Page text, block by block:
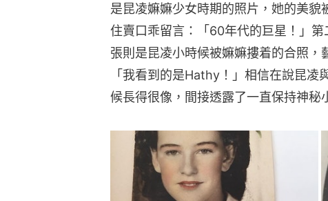
是昆凌嫲嫲少女時期的照片，她的美
住賣口乖留言：「60年代的巨星！」
張則是昆凌小時候被嫲嫲摟着的合照，
「我看到的是Hathy！」相信在說昆
候長得很像，間接透露了一直保持神秘